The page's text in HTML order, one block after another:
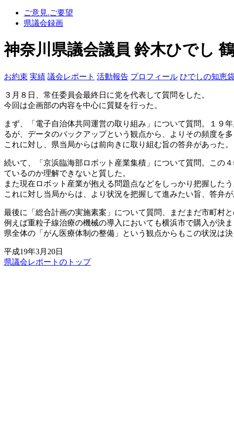
ご意見.ご要望
県議会録画
神奈川県議会議員 鈴木ひでし
お約束 実績 議会レポート 活動報告 プロフィール ひでしの知恵袋
３月８日、常任委員会最終日に党を代表して質問をした。
今回は企画部の内容を中心に質疑を行った。
まず、「電子自治体共同運営の取り組み」について質問。１９
るが、データのバックアップという観点から、よりその頻度を
これに対し、県当局からは前向きに取り組む旨の答弁があった。
続いて、「京浜臨海部ロボット産業集積」について質問。この
ているのか理解できないと質した。
また現在ロボット産業が抱える問題点などをしっかり把握した
これに対し当局からは、より状況を把握して進みたい旨、答弁が
最後に「総合計画の実施素案」について質問、まだまだ市町村
例えば重粒子線治療の機械の導入においても横浜市で購入が決
県全体の「がん医療体制の整備」という観点からもこの状況は
平成19年3月20日
県議会レポートのトップ